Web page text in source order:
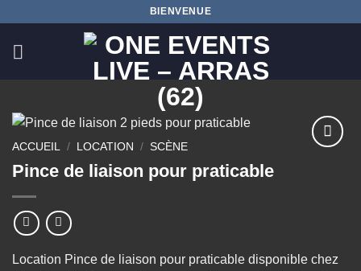
contenu
BIENVENUE
ACCUEIL / LOCATION / SCÈNE
Pince de liaison pour praticable
Location Pince de liaison pour praticable disponible chez